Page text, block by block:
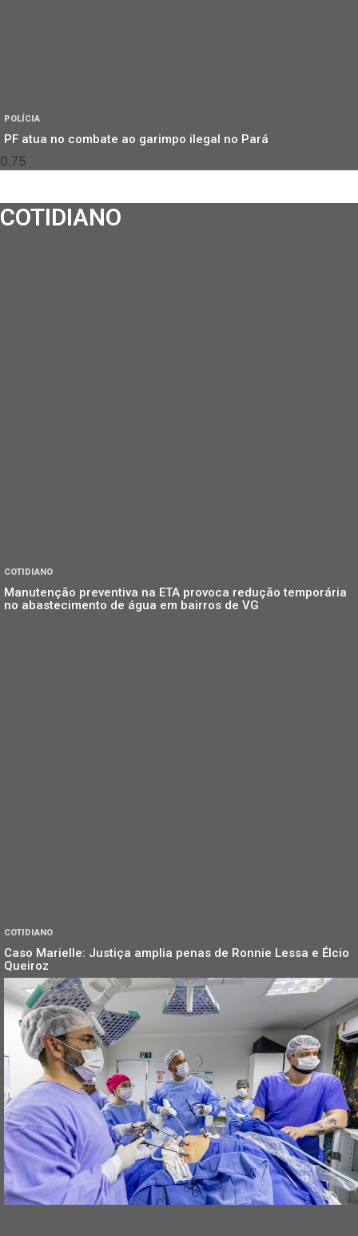
POLÍCIA
PF atua no combate ao garimpo ilegal no Pará
COTIDIANO
COTIDIANO
Manutenção preventiva na ETA provoca redução temporária
no abastecimento de água em bairros de VG
COTIDIANO
Caso Marielle: Justiça amplia penas de Ronnie Lessa e Élcio
Queiroz